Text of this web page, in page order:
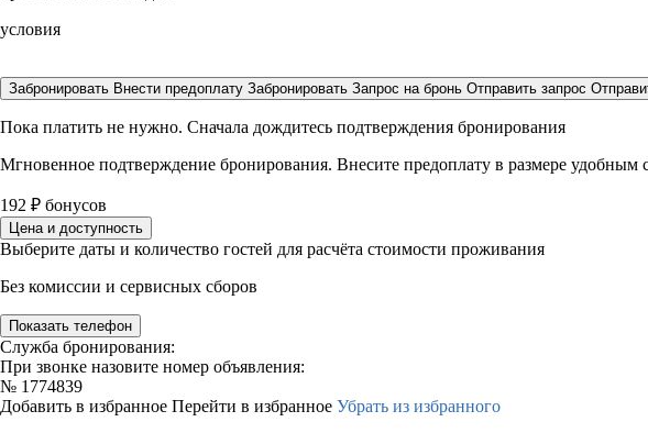
условия
Забронировать Внести предоплату Забронировать Запрос на бронь Отправить запрос
Пока платить не нужно. Сначала дождитесь подтверждения бронирования
Мгновенное подтверждение бронирования. Внесите предоплату в размере удобным
192 ₽ бонусов
Цена и доступность
Выберите даты и количество гостей для расчёта стоимости проживания
Без комиссии и сервисных сборов
Показать телефон
Служба бронирования:
При звонке назовите номер объявления:
№ 1774839
Добавить в избранное Перейти в избранное Убрать из избранного